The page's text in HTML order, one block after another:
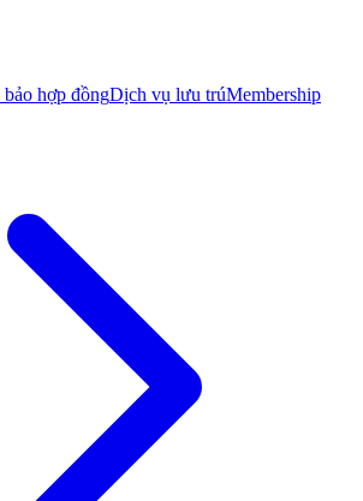
hợp đồngDịch vụ lưu trúMembership